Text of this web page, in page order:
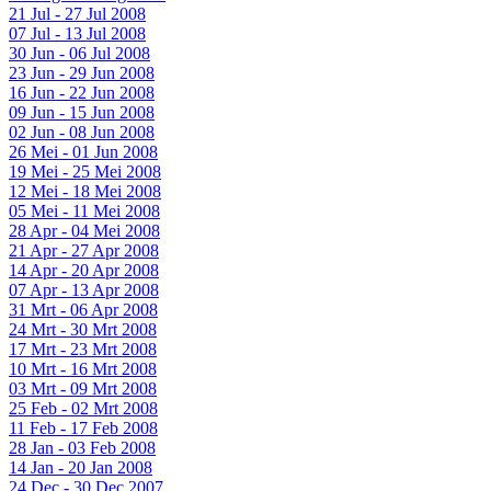
21 Jul - 27 Jul 2008
07 Jul - 13 Jul 2008
30 Jun - 06 Jul 2008
23 Jun - 29 Jun 2008
16 Jun - 22 Jun 2008
09 Jun - 15 Jun 2008
02 Jun - 08 Jun 2008
26 Mei - 01 Jun 2008
19 Mei - 25 Mei 2008
12 Mei - 18 Mei 2008
05 Mei - 11 Mei 2008
28 Apr - 04 Mei 2008
21 Apr - 27 Apr 2008
14 Apr - 20 Apr 2008
07 Apr - 13 Apr 2008
31 Mrt - 06 Apr 2008
24 Mrt - 30 Mrt 2008
17 Mrt - 23 Mrt 2008
10 Mrt - 16 Mrt 2008
03 Mrt - 09 Mrt 2008
25 Feb - 02 Mrt 2008
11 Feb - 17 Feb 2008
28 Jan - 03 Feb 2008
14 Jan - 20 Jan 2008
24 Dec - 30 Dec 2007